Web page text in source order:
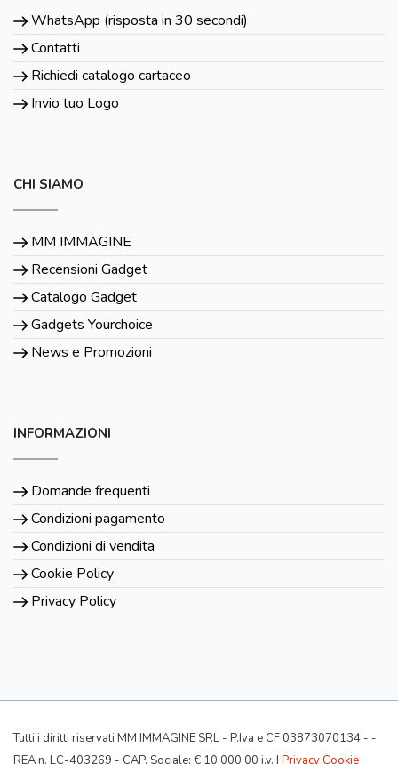
WhatsApp (risposta in 30 secondi)
Contatti
Richiedi catalogo cartaceo
Invio tuo Logo
CHI SIAMO
MM IMMAGINE
Recensioni Gadget
Catalogo Gadget
Gadgets Yourchoice
News e Promozioni
INFORMAZIONI
Domande frequenti
Condizioni pagamento
Condizioni di vendita
Cookie Policy
Privacy Policy
Tutti i diritti riservati MM IMMAGINE SRL - P.Iva e CF 03873070134 - -
REA n. LC-403269 - CAP. Sociale: € 10.000,00 i.v. | Privacy Cookie